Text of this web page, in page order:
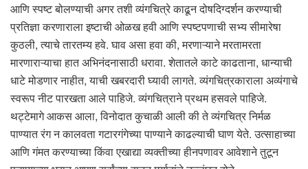
आणि स्पष्ट बोलण्याची अगर तशी व्यंगचित्रे काढून दोषदिग्दर्शन करण्याची
प्रतिज्ञा करणाराला इष्टाची ओळख हवी आणि स्पष्टपणाची सभ्य सीमारेषा
कुठली, त्याचे तारतम्य हवे. घाव असा हवा की, मरणाऱ्याने मरतामरता
मारणाराऱ्याचा हात अभिनंदनासाठी धरावा. शेतातले काटे काढताना, धान्याची
धाटे मोडणार नाहीत, याची खबरदारी घ्यावी लागते. व्यंगचित्रकाराला अव्यंगाचे
स्वरूप नीट पारखता आले पाहिजे. व्यंगचित्राने प्रथम हसवले पाहिजे.
थट्टेमागे आकस आला, विनोदात कुचाळी आली की ते व्यंगचित्र निर्मळ
पाण्यात रंग न कालवता गटारगंगेच्या पाण्याने काढल्याची घाण येते. उत्साहाच्या
आणि गंमत करण्याच्या किंवा एखाद्या व्यक्तीच्या हीनपणावर आवेशाने तुटून